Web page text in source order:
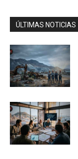
ÚLTIMAS NOTICIAS